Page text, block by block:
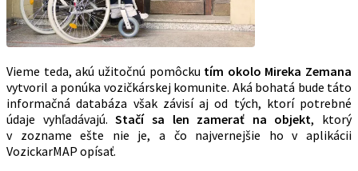
Vieme teda, akú užitočnú pomôcku tím okolo Mireka Zemana
vytvoril a ponúka vozičkárskej komunite. Aká bohatá bude táto
informačná databáza však závisí aj od tých, ktorí potrebné
údaje vyhľadávajú.Stačí sa len zamerať na objekt, ktorý
v zozname ešte nie je, a čo najvernejšie ho v aplikácii
VozickarMAP opísať.